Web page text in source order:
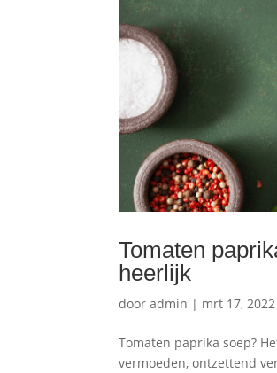
Tomaten
heerlijk
dooradmin | mrt 17, 2022
Tomaten paprika soep?
vermoeden, ontzettend